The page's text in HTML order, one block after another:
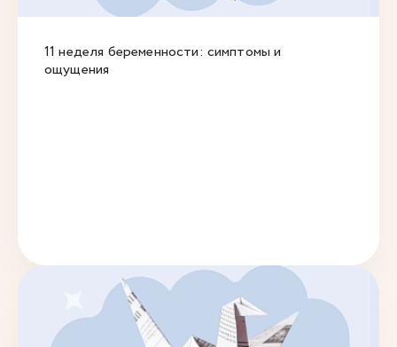
11 неделя беременности: симптомы и
ощущения